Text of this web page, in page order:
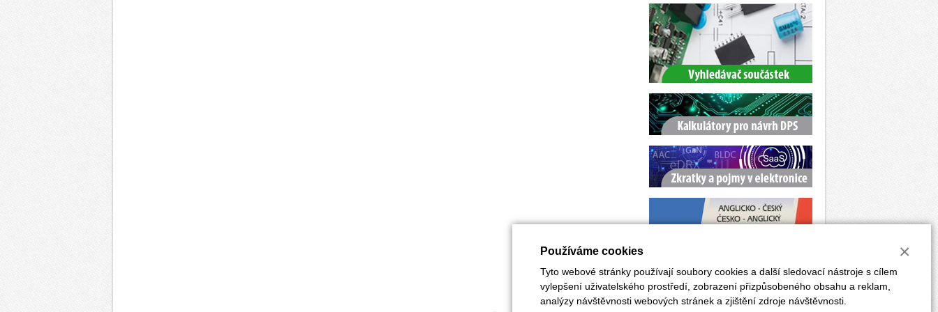
Používáme cookies
Tyto webové stránky používají soubory cookies a další sledovací nástroje s cílem
vylepšení uživatelského prostředí, zobrazení přizpůsobeného obsahu a reklam,
analýzy návštěvnosti webových stránek a zjištění zdroje návštěvnosti.
×